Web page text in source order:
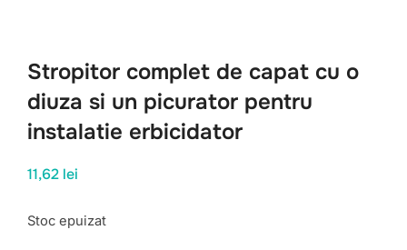
Stropitor complet de capat cu o
diuza si un picurator pentru
instalatie erbicidator
11,62 lei
Stoc epuizat